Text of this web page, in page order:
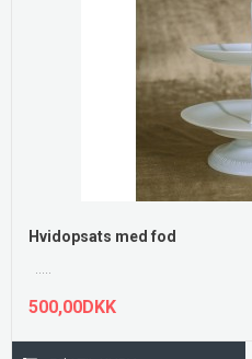
Hvidopsats med fod
.....
500,00DKK